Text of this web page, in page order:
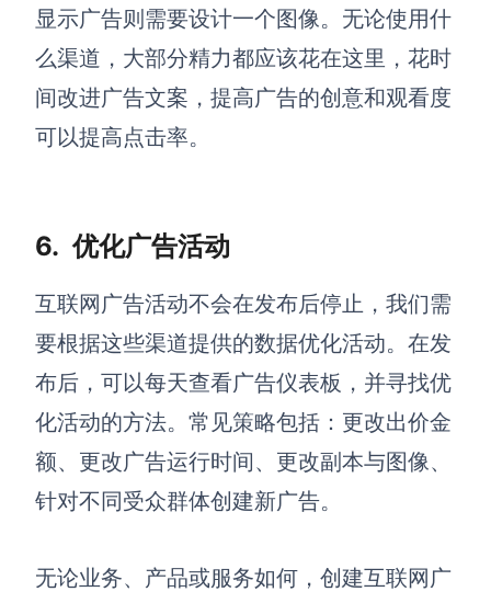
显示广告则需要设计一个图像。无论使用什
么渠道，大部分精力都应该花在这里，花时
间改进广告文案，提高广告的创意和观看度
可以提高点击率。
6. 优化广告活动
互联网广告活动不会在发布后停止 ， 我们需
要根据这些渠道提供的数据优化活动。在发
布后，可以每天查看广告仪表板，并寻找优
化活动的方法。常见策略包括：更改出价金
额、更改广告运行时间、更改副本与图像、
针对不同受众群体创建新广告。
无论业务、产品或服务如何，创建互联网广